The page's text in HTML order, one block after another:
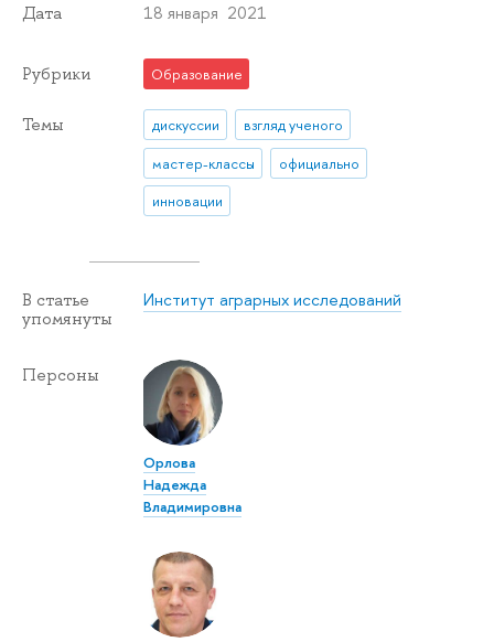
Дата 18 января 2021
Рубрики Образование
Темы дискуссии
взгляд ученого
мастер-классы
официально
инновации
В статье
упомянуты
Институт аграрных исследований
Персоны
Орлова
Надежда
Владимировна